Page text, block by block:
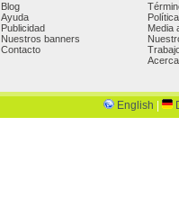
Blog
Ayuda
Publicidad
Nuestros banners
Contacto
Media
English